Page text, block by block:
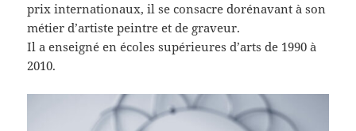
prix internationaux, il se consacre dorénavant à son
métier d’artiste peintre et de graveur.
Il a enseigné en écoles supérieures d’arts de 1990 à
2010.